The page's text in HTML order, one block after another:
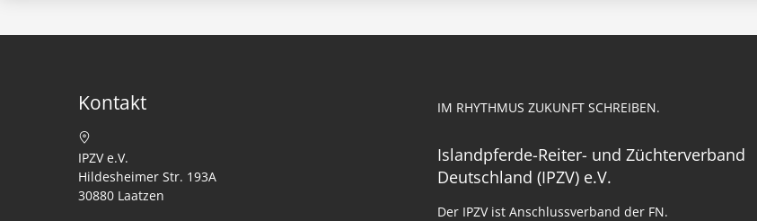
Kontakt
IPZV e.V.
Hildesheimer Str. 193A
30880 Laatzen
IM RHYTHMUS ZUKUNFT SCHREIBEN.
Islandpferde-Reiter- und Züchterverband
Deutschland (IPZV) e.V.
Der IPZV ist Anschlussverband der FN.